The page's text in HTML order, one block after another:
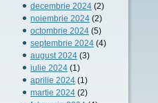
decembrie 2024 (2)
noiembrie 2024 (2)
octombrie 2024 (5)
septembrie 2024 (4)
august 2024 (3)
iulie 2024 (1)
aprilie 2024 (1)
martie 2024 (2)